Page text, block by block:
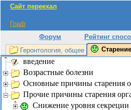
Сайт переехал
Граф
Форум
Рейтинг
Геронтология, общее
введение
Возрастные болезни
Основные причины старения
Прочие причины старения
Снижение уровня